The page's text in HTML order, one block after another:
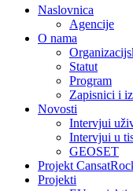
Naslovnica
Agencije
O nama
Statut
Program
Zapisnici i
Novosti
Intervjui
Intervjui u
GEOSET
Projekt
Projekti